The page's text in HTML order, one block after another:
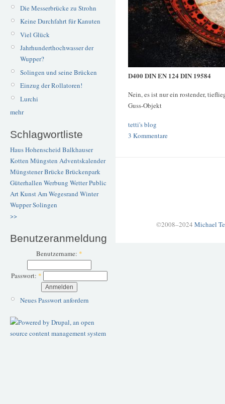
Die Messerbrücke zu Strohn
Keine Durchfahrt für Kanuten
Viel Glück
Jahrhunderthochwasser der
Wupper?
Solingen und seine Brücken
Einzug der Rollatoren!
Lurchi
mehr
Schlagwortliste
Haus Hohenscheid Balkhauser
Kotten Müngsten Adventskalender
Müngstener BrückeBrückenpark
Güterhallen Werbung WetterPublic
ArtKunstAm Wegesrand Winter
WupperSolingen
>>
Benutzeranmeldung
Benutzername: *
Passwort: *
Neues Passwort anfordern
D400 DIN EN 124 DIN 19584
Nein, es ist nur ein rostender,
Guss-Objekt
tetti's blog
3 Kommentare
©2008–2024 Michael